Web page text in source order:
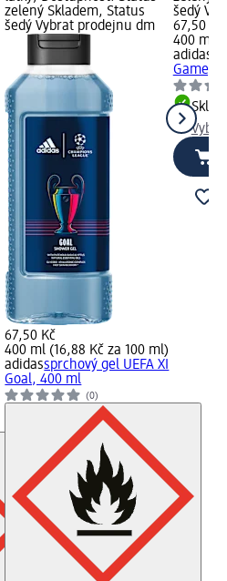
zelený Skladem, Status
šedý Vybrat prodejnu dm
67,50 Kč
400 ml (16,88 Kč za 100 ml)
adidassprchový gel UEFA XI
Goal, 400 ml
(0)
šedý
67,50 Kč
400 ml
adidas
Game,